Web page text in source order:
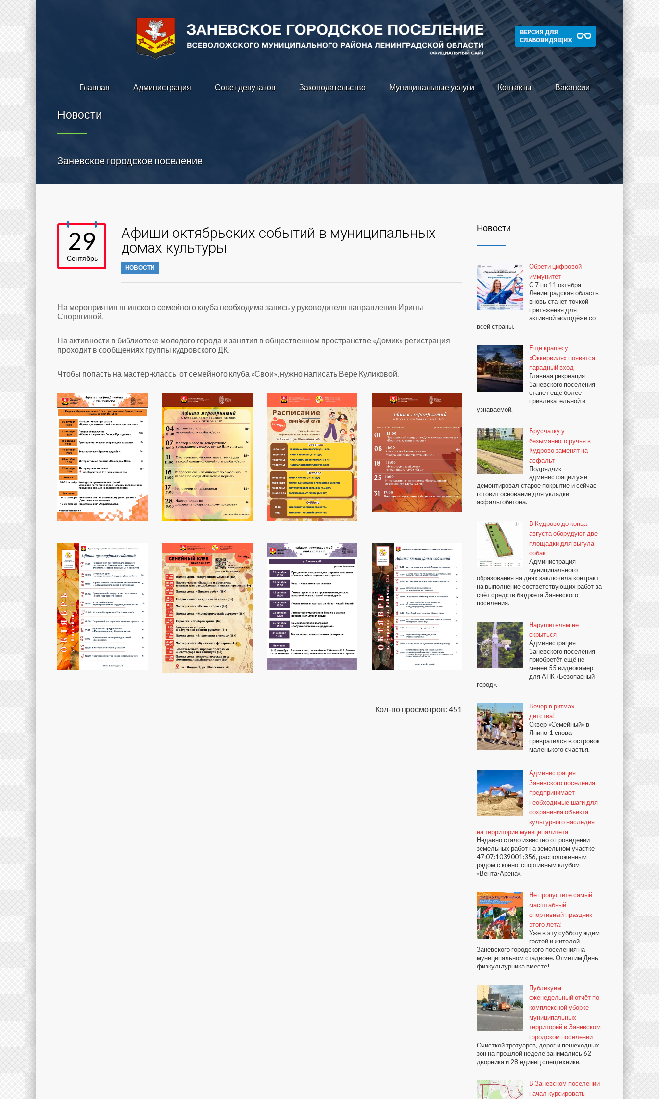
Главная Администрация Совет депутатов Законодательство Муниципальные услуги Контакты Вакансии
Новости
Заневское городское поселение
29
Сентябрь
Афиши октябрьских событий в муниципальных
домах культуры
НОВОСТИ
На мероприятия янинского семейного клуба необходима запись у руководителя направления Ирины
Спорягиной.
На активности в библиотеке молодого города и занятия в общественном пространстве «Домик» регистрация
проходит в сообщениях группы кудровского ДК.
Чтобы попасть на мастер-классы от семейного клуба «Свои», нужно написать Вере Куликовой.
Кол-во просмотров: 451
Новости
Обрети цифровой
иммунитет
С 7 по 11 октября
Ленинградская область
вновь станет точкой
притяжения для
активной молодёжи со
всей страны.
Ещё краше: у
«Оккервиля» появится
парадный вход
Главная рекреация
Заневского поселения
станет ещё более
привлекательной и
узнаваемой.
Брусчатку у
безымянного ручья в
Кудрово заменят на
асфальт
Подрядчик
администрации уже
демонтировал старое покрытие и сейчас
готовит основание для укладки
асфальтобетона.
В Кудрово до конца
августа оборудуют две
площадки для выгула
собак
Администрация
муниципального
образования на днях заключила контракт
на выполнение соответствующих работ за
счёт средств бюджета Заневского
поселения.
Нарушителям не
скрыться
Администрация
Заневского поселения
приобретёт ещё не
менее 55 видеокамер
для АПК «Безопасный
город».
Вечер в ритмах
детства!
Сквер «Семейный» в
Янино‑1 снова
превратился в островок
маленького счастья.
Администрация
Заневского поселения
предпринимает
необходимые шаги для
сохранения объекта
культурного наследия
на территории муниципалитета
Недавно стало известно о проведении
земельных работ на земельном участке
47:07:1039001:356, расположенным
рядом с конно-спортивным клубом
«Вента-Арена».
Не пропустите самый
масштабный
спортивный праздник
этого лета!
Уже в эту субботу ждем
гостей и жителей
Заневского городского поселения на
муниципальном стадионе. Отметим День
физкультурника вместе!
Публикуем
еженедельный отчёт по
комплексной уборке
муниципальных
территорий в Заневском
городском поселении
Очисткой тротуаров, дорог и пешеходных
зон на прошлой неделе занимались 62
дворника и 28 единиц спецтехники.
В Заневском поселении
начал курсировать